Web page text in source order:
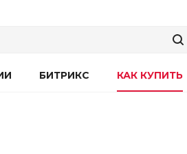
БИТРИКС КАК КУПИТЬ